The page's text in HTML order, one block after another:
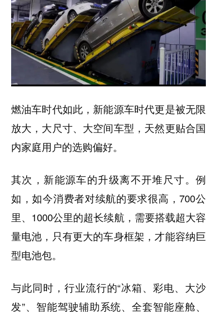
燃油车时代如此，新能源车时代更是被无限
放大，大尺寸、大空间车型，天然更贴合国
内家庭用户的选购偏好。
其次，新能源车的升级离不开堆尺寸。例
如，如今消费者对续航的要求很高，700公
里、1000公里的超长续航，需要搭载超大容
量电池，只有更大的车身框架，才能容纳巨
型电池包。
与此同时，行业流行的“冰箱、彩电、大沙
发”、智能驾驶辅助系统、全套智能座舱、